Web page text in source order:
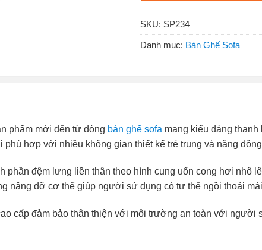
SKU: SP234
Danh mục: Bàn Ghế Sofa
phẩm mới đến từ dòng bàn ghế sofa mang kiểu dáng
phù hợp với nhiều không gian thiết kế trẻ trung và năng động
phần đệm lưng liền thân theo hình cung uốn cong hơi nhô
nâng đỡ cơ thể giúp người sử dụng có tư thế ngồi thoải
cấp đảm bảo thân thiện với môi trường an toàn với người